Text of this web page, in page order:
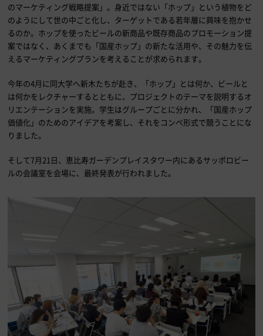
のマーケティング戦略提案」。身近ではない「ホップ」という植物をど
のようにして世の中ごと化し、ターゲットである若年層に興味を抱かせ
るのか。ホップを使ったビールの新商品や既存商品のプロモーション提
案ではなく、あくまでも「国産ホップ」の新たな活用や、その魅力を伝
えるマーケティングプランを考えることが求められます。
今年の4月に同大学へ新木たちが赴き、「ホップ」とは何か、ビールと
は何かをレクチャーするとともに、プロジェクトのテーマを説明するオ
リエンテーションを実施。学生はグループごとに分かれ、「国産ホップ
価値化」のためのアイデアを考案し、それをコンペ形式で競うことにな
りました。
そして7月21日、恵比寿ガーデンプレイスタワー内にあるサッポロビー
ルの会議室を会場に、最終発表が行われました。